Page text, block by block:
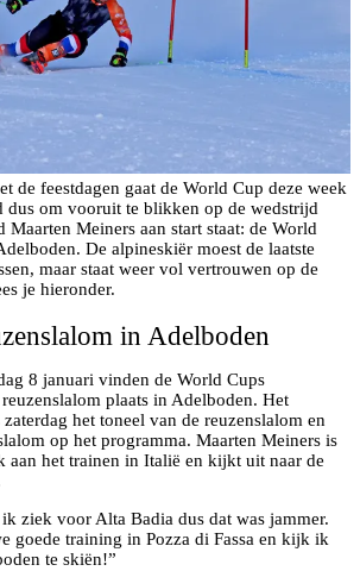
de feestdagen gaat de World Cup deze week
dus om vooruit te blikken op de wedstrijd
Meiners aan start staat: de World
De alpineskiër moest de laatste
maar staat weer vol vertrouwen op de
je hieronder.
in Adelboden
8 januari vinden de World Cups
plaats in Adelboden. Het
het toneel van de reuzenslalom en
op het programma. Maarten Meiners is
aan het trainen in Italië en kijkt uit naar de
ziek voor Alta Badia dus dat was jammer.
goede training in Pozza di Fassa en kijk ik
te skiën!”